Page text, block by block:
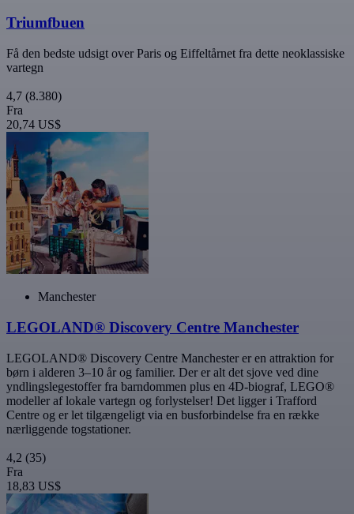
Triumfbuen
Få den bedste udsigt over Paris og Eiffeltårnet fra dette neoklassiske
vartegn
4,7 (8.380)
Fra
20,74 US$
Manchester
LEGOLAND® Discovery Centre Manchester
LEGOLAND® Discovery Centre Manchester er en attraktion for
børn i alderen 3–10 år og familier. Der er alt det sjove ved dine
yndlingslegestoffer fra barndommen plus en 4D-biograf, LEGO®
modeller af lokale vartegn og forlystelser! Det ligger i Trafford
Centre og er let tilgængeligt via en busforbindelse fra en række
nærliggende togstationer.
4,2 (35)
Fra
18,83 US$